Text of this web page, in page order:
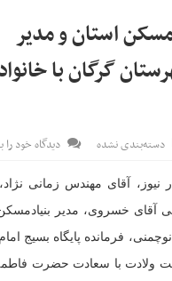
استان و مدیر
گرگان با
دسته‌بندی نشده دیدگاه خود را
آقای مهندس زمانی نژاد،
آقای خسروی، مدیر
فرمانده پایگاه بسیج امام
ولادت با سعادت حضرت